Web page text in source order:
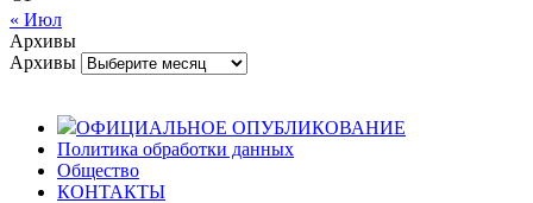
« Июл
Архивы
Архивы
ОФИЦИАЛЬНОЕ ОПУБЛИКОВАНИЕ
Политика обработки данных
Общество
КОНТАКТЫ